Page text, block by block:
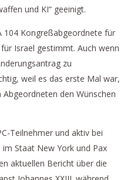
und KI“ geeinigt.
104 Kongreßabgeordnete für
Israel gestimmt. Auch wenn
zu
weil es das erste Mal war,
den Wünschen
Teilnehmer und aktiv bei
Staat New York und Pax
aktuellen Bericht über die